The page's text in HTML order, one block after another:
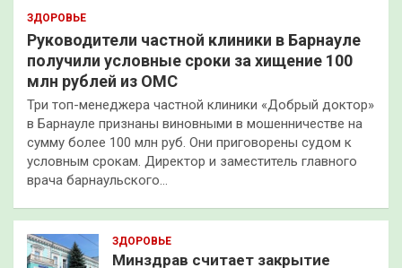
ЗДОРОВЬЕ
Руководители частной клиники в Барнауле
получили условные сроки за хищение 100
млн рублей из ОМС
Три топ-менеджера частной клиники «Добрый доктор»
в Барнауле признаны виновными в мошенничестве на
сумму более 100 млн руб. Они приговорены судом к
условным срокам. Директор и заместитель главного
врача барнаульского…
ЗДОРОВЬЕ
Минздрав считает закрытие